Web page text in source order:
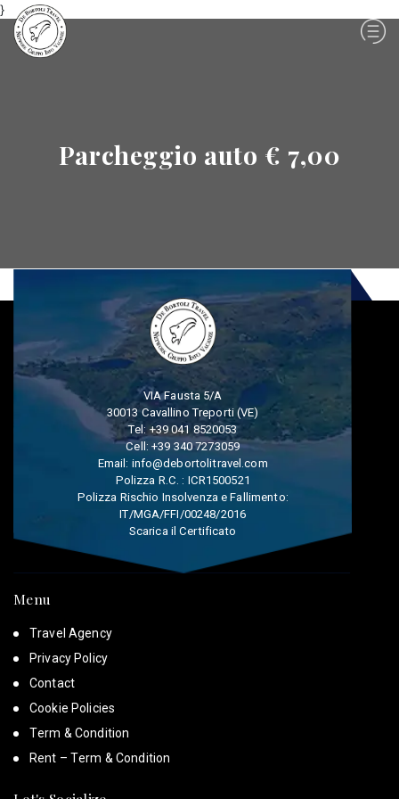
}
Parcheggio auto € 7,00
VIA Fausta 5/A
30013 Cavallino Treporti (VE)
Tel:+39 041 8520053
Cell:+39 340 7273059
Email: info@debortolitravel.com
Polizza R.C. : ICR1500521
Polizza Rischio Insolvenza e Fallimento:
IT/MGA/FFI/00248/2016
Scarica il Certificato
Menu
Travel Agency
Privacy Policy
Contact
Cookie Policies
Term & Condition
Rent – Term & Condition